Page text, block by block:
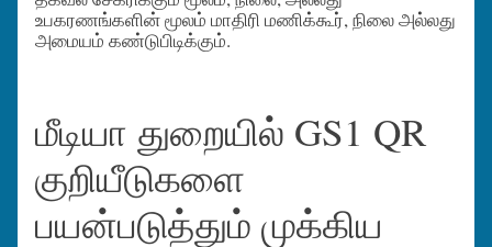
உபகரணங்களின் மூலம் மாதிரி மணிக்கூர், நிலை அல்லது
அமையம் கண்டுபிடிக்கும்.
மீடியா துறையில் GS1 QR
குறியீடுகளை
பயன்படுத்தும் முக்கிய